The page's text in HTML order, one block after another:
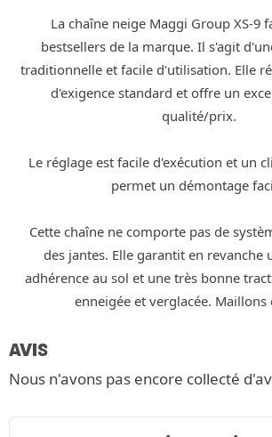
La chaîne neige Maggi Group XS-9
bestsellers de la marque. Il s'agit
traditionnelle et facile d'utilisation. Elle
d'exigence standard et offre un
qualité/prix.
Le réglage est facile d'exécution et un
permet un démontage
Cette chaîne ne comporte pas de
des jantes. Elle garantit en revanche
adhérence au sol et une très bonne
enneigée et verglacée. Maillons
AVIS
Nous n'avons pas encore collecté